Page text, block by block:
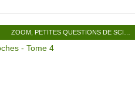
ZOOM PETITES QUESTIONS DE SCIENCES NATURELLES